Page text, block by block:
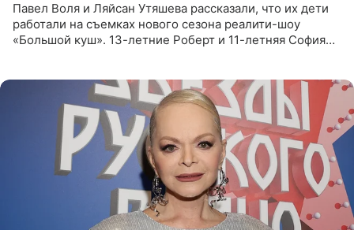
Павел Воля и Ляйсан Утяшева рассказали, что их дети
работали на съемках нового сезона реалити-шоу
«Большой куш». 13-летние Роберт и 11-летняя София